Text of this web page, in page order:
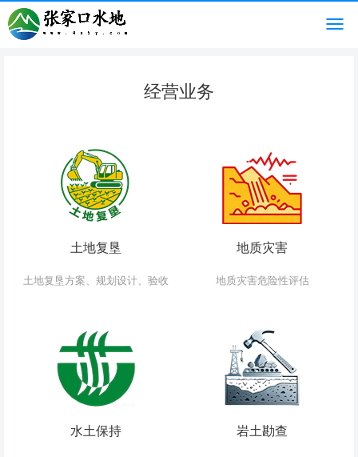
经营业务
土地复垦
土地复垦方案、规划设计、验收
地质灾害
地质灾害危险性评估
水土保持 岩土勘查